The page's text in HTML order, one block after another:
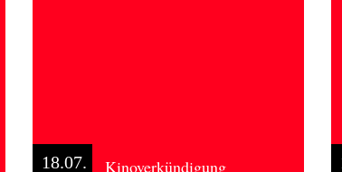
18.07. Kinoverkündigung